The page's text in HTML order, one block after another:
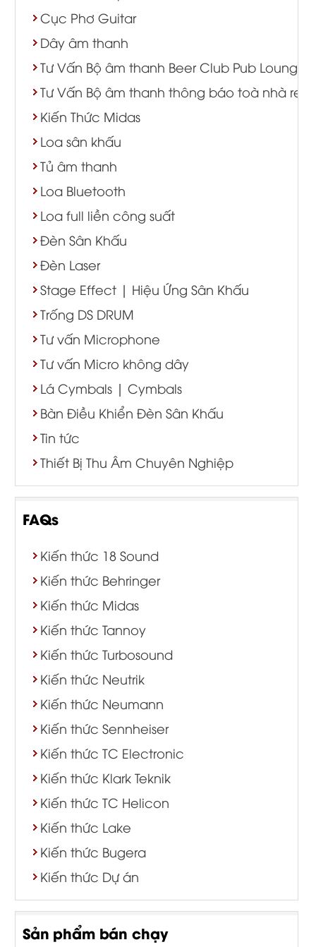
Cục Phơ Guitar
Dây âm thanh
Tư Vấn Bộ âm thanh Beer Club Pub Lounge
Tư Vấn Bộ âm thanh thông báo toà nhà
Kiến Thức Midas
Loa sân khấu
Tủ âm thanh
Loa Bluetooth
Loa full liền công suất
Đèn Sân Khấu
Đèn Laser
Stage Effect | Hiệu Ứng Sân Khấu
Trống DS DRUM
Tư vấn Microphone
Tư vấn Micro không dây
Lá Cymbals | Cymbals
Bàn Điều Khiển Đèn Sân Khấu
Tin tức
Thiết Bị Thu Âm Chuyên Nghiệp
FAQs
Kiến thức 18 Sound
Kiến thức Behringer
Kiến thức Midas
Kiến thức Tannoy
Kiến thức Turbosound
Kiến thức Neutrik
Kiến thức Neumann
Kiến thức Sennheiser
Kiến thức TC Electronic
Kiến thức Klark Teknik
Kiến thức TC Helicon
Kiến thức Lake
Kiến thức Bugera
Kiến thức Dự án
Sản phẩm bán chạy